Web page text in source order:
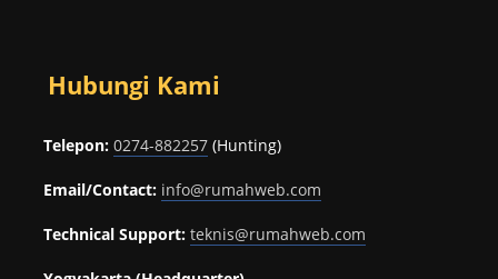
Hubungi Kami
Telepon: 0274-882257 (Hunting)
Email/Contact: info@rumahweb.com
Technical Support: teknis@rumahweb.com